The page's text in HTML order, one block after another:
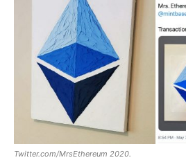
Twitter.com/MrsEthereum 2020.